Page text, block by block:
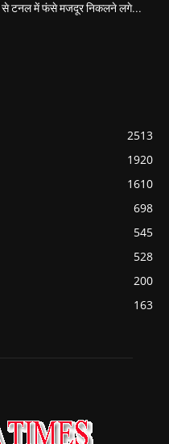
से टनल में फंसे मजदूर निकलने लगे...
2513
1920
1610
698
545
528
200
163